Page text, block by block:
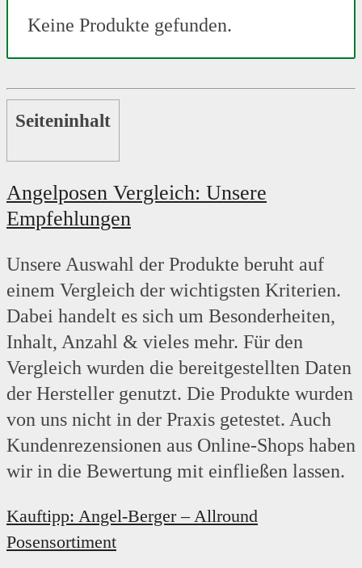
Keine Produkte gefunden.
Seiteninhalt
Angelposen Vergleich: Unsere
Empfehlungen
Unsere Auswahl der Produkte beruht auf
einem Vergleich der wichtigsten Kriterien.
Dabei handelt es sich um Besonderheiten,
Inhalt, Anzahl & vieles mehr. Für den
Vergleich wurden die bereitgestellten Daten
der Hersteller genutzt. Die Produkte wurden
von uns nicht in der Praxis getestet. Auch
Kundenrezensionen aus Online-Shops haben
wir in die Bewertung mit einfließen lassen.
Kauftipp: Angel-Berger – Allround
Posensortiment